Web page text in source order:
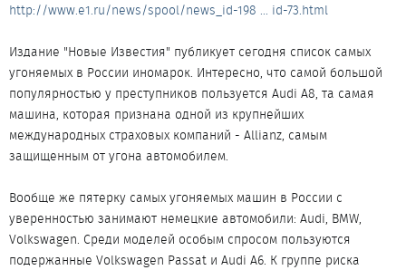
http://www.e1.ru/news/spool/news_id-198 ... id-73.html
Издание "Новые Известия" публикует сегодня список самых
угоняемых в России иномарок. Интересно, что самой большой
популярностью у преступников пользуется Audi A8, та самая
машина, которая признана одной из крупнейших
международных страховых компаний - Allianz, самым
защищенным от угона автомобилем.
Вообще же пятерку самых угоняемых машин в России с
уверенностью занимают немецкие автомобили: Audi, BMW,
Volkswagen. Среди моделей особым спросом пользуются
подержанные Volkswagen Passat и Audi A6. К группе риска